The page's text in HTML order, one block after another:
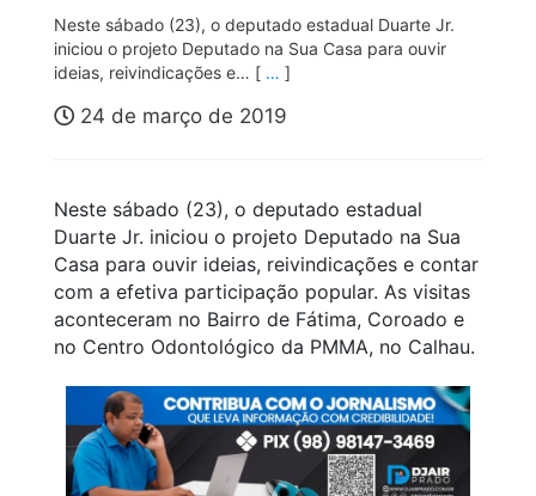
Neste sábado (23), o deputado estadual Duarte Jr.
iniciou o projeto Deputado na Sua Casa para ouvir
ideias, reivindicações e… [ … ]
24 de março de 2019
Neste sábado (23), o deputado estadual
Duarte Jr. iniciou o projeto Deputado na Sua
Casa para ouvir ideias, reivindicações e contar
com a efetiva participação popular. As visitas
aconteceram no Bairro de Fátima, Coroado e
no Centro Odontológico da PMMA, no Calhau.